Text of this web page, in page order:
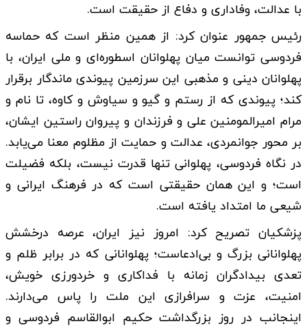
با عدالت، وفاداری و دفاع از حقیقت است.
رئیس جمهور عنوان کرد: از همین منظر است که حماسه
فردوسی توانست میان پهلوانان اسطوره‌ای و ملی ایران، با
پهلوانان دینی و مذهبی این سرزمین پیوندی ماندگار برقرار
کند؛ پیوندی که از رستم و گیو و سیاوش و کاوه، تا نام و
مرام امیرالمومنین علی و فرزندان و پیروان راستین ایشان،
بر محور جوانمردی، عدالت و حمایت از مظلوم معنا می‌یابد.
در نگاه فردوسی، پهلوانی تنها قدرت نیست، بلکه فضیلت
است؛ و این همان حقیقتی است که در فرهنگ ایرانی و
شیعی ما امتداد یافته است.
پزشکیان تصریح کرد: امروز نیز ایران، عرصه درخشش
پهلوانانی بزرگ و بی‌ادعاست؛ پهلوانانی که در برابر ظلم و
تعدی بیدادگران زمانه با فداکاری و خردورزی خویش،
امنیت، عزت و سرافرازی این ملت را پاس می‌دارند.
اینجانب در روز بزرگداشت حکیم ابوالقاسم فردوسی و